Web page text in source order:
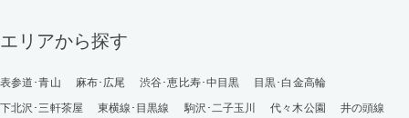
エリアから探す
表参道･青山 麻布･広尾 渋谷･恵比寿･中目黒
目黒･白金高輪
下北沢･三軒茶屋
東横線･目黒線 駒沢･二子玉川 代々木公園
井の頭線